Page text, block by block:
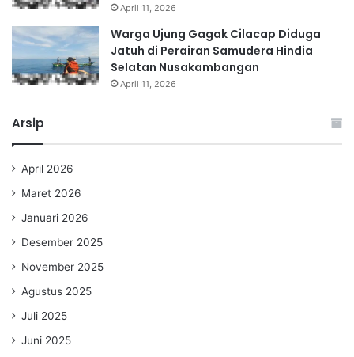
April 11, 2026
Warga Ujung Gagak Cilacap Diduga
Jatuh di Perairan Samudera Hindia
Selatan Nusakambangan
April 11, 2026
Arsip
April 2026
Maret 2026
Januari 2026
Desember 2025
November 2025
Agustus 2025
Juli 2025
Juni 2025